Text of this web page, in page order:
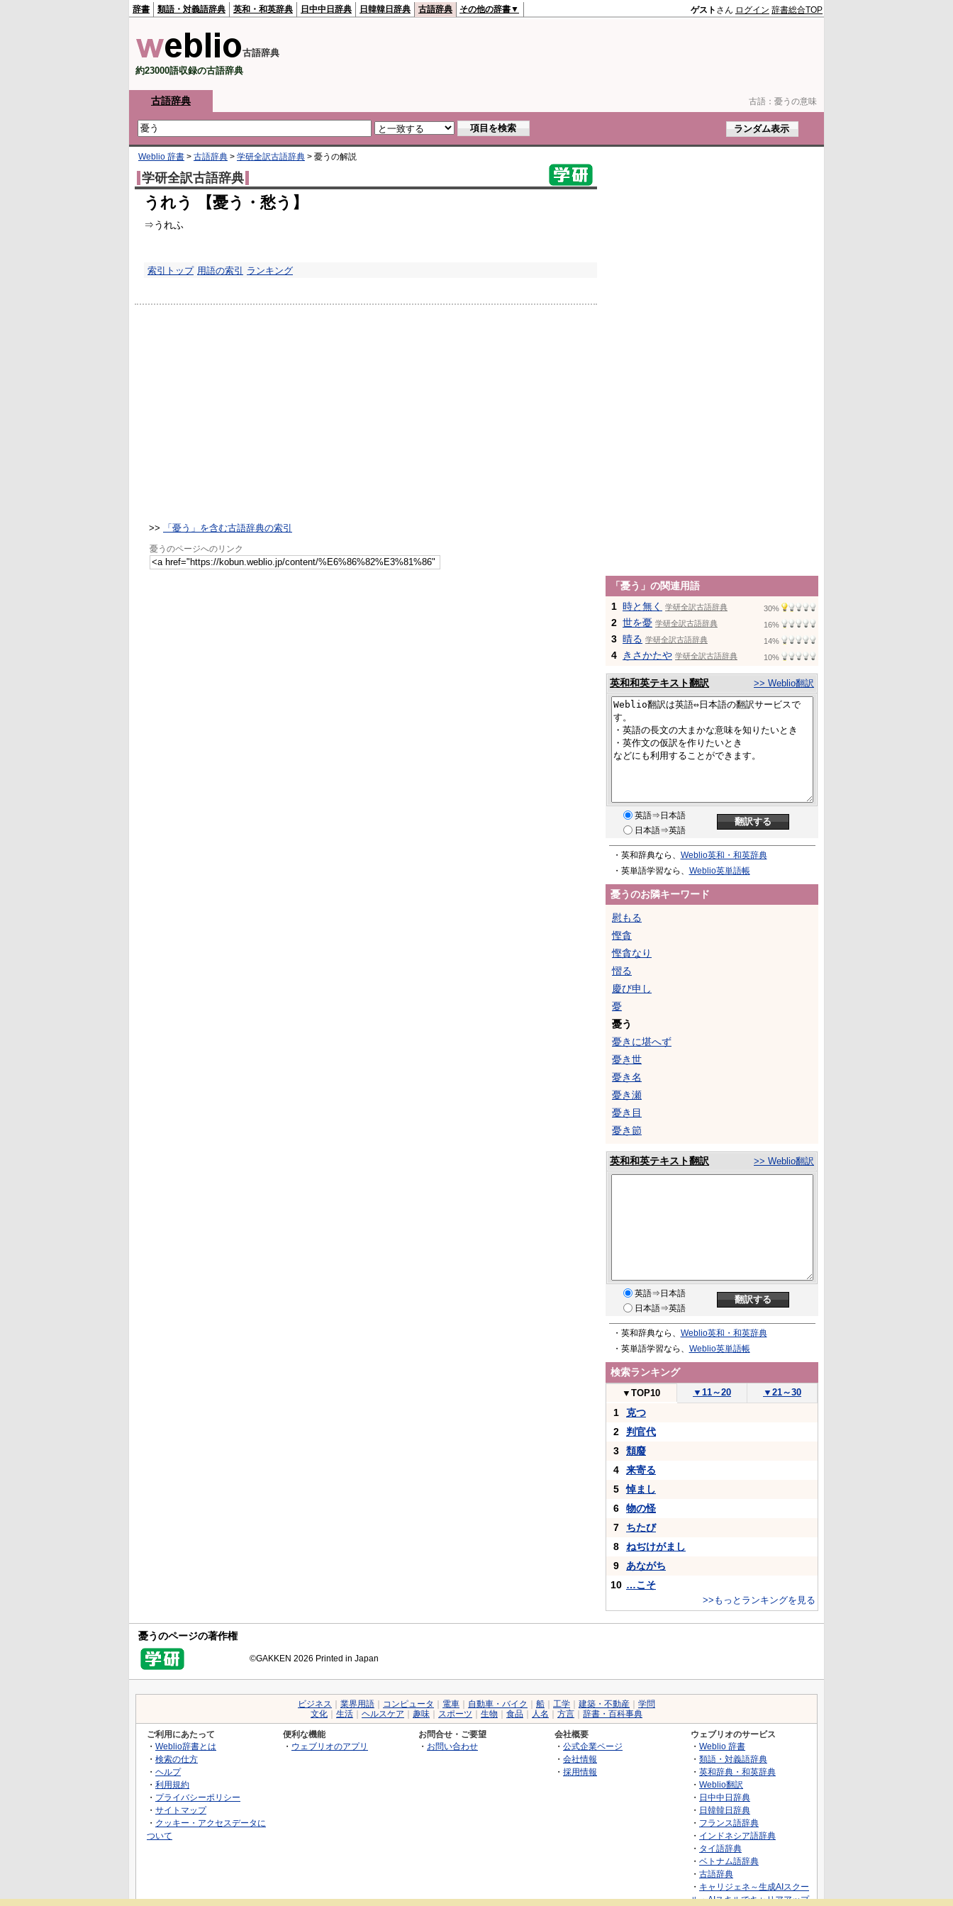
古語： 憂うの意味
辞書 類語・対義語辞典 英和・和英辞典 日中中日辞典 日韓韓日辞典 古語辞典 その他の辞書▼ ゲスト さん ログイン 辞書総合TOP
古語辞典
約23000語収録の古語辞典
古語辞典
Weblio 辞書 > 古語辞典 > 学研全訳古語辞典 > 憂う の解説
学研全訳古語辞典
うれう 【憂う・愁う】
⇒うれふ
索引トップ 用語の索引 ランキング
>> 「憂う」を含む古語辞典の索引
憂うのページへのリンク
「憂う」の関連用語
1 時と無く 学研全訳古語辞典 30%
2 世を憂 学研全訳古語辞典 16%
3 晴る 学研全訳古語辞典 14%
4 きさかたや 学研全訳古語辞典 10%
英和和英テキスト翻訳 >> Weblio翻訳
英語⇒日本語
日本語⇒英語
・英和辞典なら、 Weblio英和・和英辞典
・英単語学習なら、 Weblio英単語帳
憂うのお隣キーワード
慰もる
慳貪
慳貪なり
慴る
慶び申し
憂
憂う
憂きに堪へず
憂き世
憂き名
憂き瀬
憂き目
憂き節
英和和英テキスト翻訳 >> Weblio翻訳
英語⇒日本語
日本語⇒英語
・英和辞典なら、 Weblio英和・和英辞典
・英単語学習なら、 Weblio英単語帳
検索ランキング
▼ TOP10 ▼ 11～20 ▼ 21～30
1
克つ
2
判官代
3
頽廢
4
来寄る
5
悼まし
6
物の怪
7
ちたび
8
ねぢけがまし
9
あながち
10 …こそ
>>もっとランキングを見る
憂うのページの著作権
©GAKKEN 2026 Printed in Japan
ビジネス 業界用語 コンピュータ 電車 自動車・バイク 船 工学 建築・不動産
学問
文化
生活 ヘルスケア 趣味 スポーツ 生物 食品 人名 方言 辞書・百科事典
ご利用にあたって
・ Weblio辞書とは
・ 検索の仕方
・ ヘルプ
・ 利用規約
・ プライバシーポリシー
・ サイトマップ
・ クッキー・アクセスデータに
ついて
便利な機能
・ ウェブリオのアプリ
お問合せ・ご要望
・ お問い合わせ
会社概要
・ 公式企業ページ
・ 会社情報
・ 採用情報
ウェブリオのサービス
・ Weblio 辞書
・ 類語・対義語辞典
・ 英和辞典・和英辞典
・ Weblio翻訳
・ 日中中日辞典
・ 日韓韓日辞典
・ フランス語辞典
・ インドネシア語辞典
・ タイ語辞典
・ ベトナム語辞典
・ 古語辞典
・ キャリジェネ～生成AIスクー
ル・AIスキルでキャリアアップ